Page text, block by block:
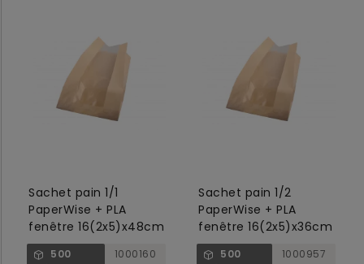
Sachet pain 1/1
PaperWise + PLA
fenêtre 16(2x5)x48cm
500
1000160
Sachet pain 1/2
PaperWise + PLA
fenêtre 16(2x5)x36cm
500
1000957